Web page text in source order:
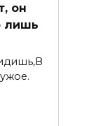
он
лишь